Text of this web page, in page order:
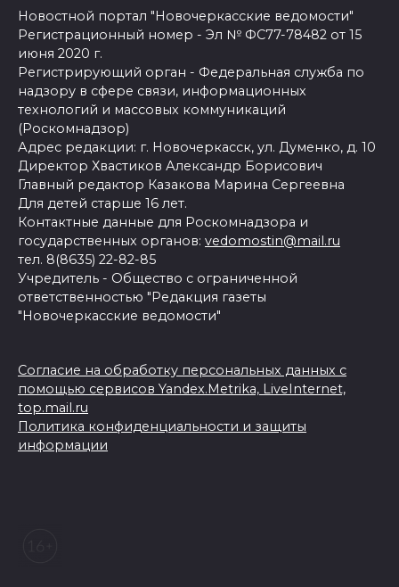
Новостной портал "Новочеркасские ведомости"
Регистрационный номер - Эл № ФС77-78482 от 15
июня 2020 г.
Регистрирующий орган - Федеральная служба по
надзору в сфере связи, информационных
технологий и массовых коммуникаций
(Роскомнадзор)
Адрес редакции: г. Новочеркасск, ул. Думенко, д. 10
Директор Хвастиков Александр Борисович
Главный редактор Казакова Марина Сергеевна
Для детей старше 16 лет.
Контактные данные для Роскомнадзора и
государственных органов: vedomostin@mail.ru
тел. 8(8635) 22-82-85
Учредитель - Общество с ограниченной
ответственностью "Редакция газеты
"Новочеркасские ведомости"
Согласие на обработку персональных данных с
помощью сервисов Yandex.Metrika, LiveInternet,
top.mail.ru
Политика конфиденциальности и защиты
информации